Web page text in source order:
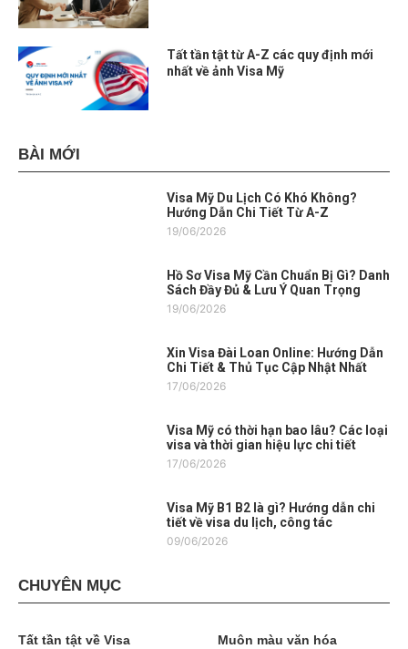
Tất tần tật từ A-Z các quy định mới
nhất về ảnh Visa Mỹ
BÀI MỚI
Visa Mỹ Du Lịch Có Khó Không?
Hướng Dẫn Chi Tiết Từ A-Z
19/06/2026
Hồ Sơ Visa Mỹ Cần Chuẩn Bị Gì? Danh
Sách Đầy Đủ & Lưu Ý Quan Trọng
19/06/2026
Xin Visa Đài Loan Online: Hướng Dẫn
Chi Tiết & Thủ Tục Cập Nhật Nhất
17/06/2026
Visa Mỹ có thời hạn bao lâu? Các loại
visa và thời gian hiệu lực chi tiết
17/06/2026
Visa Mỹ B1 B2 là gì? Hướng dẫn chi
tiết về visa du lịch, công tác
09/06/2026
CHUYÊN MỤC
Tất tần tật về Visa Muôn màu văn hóa